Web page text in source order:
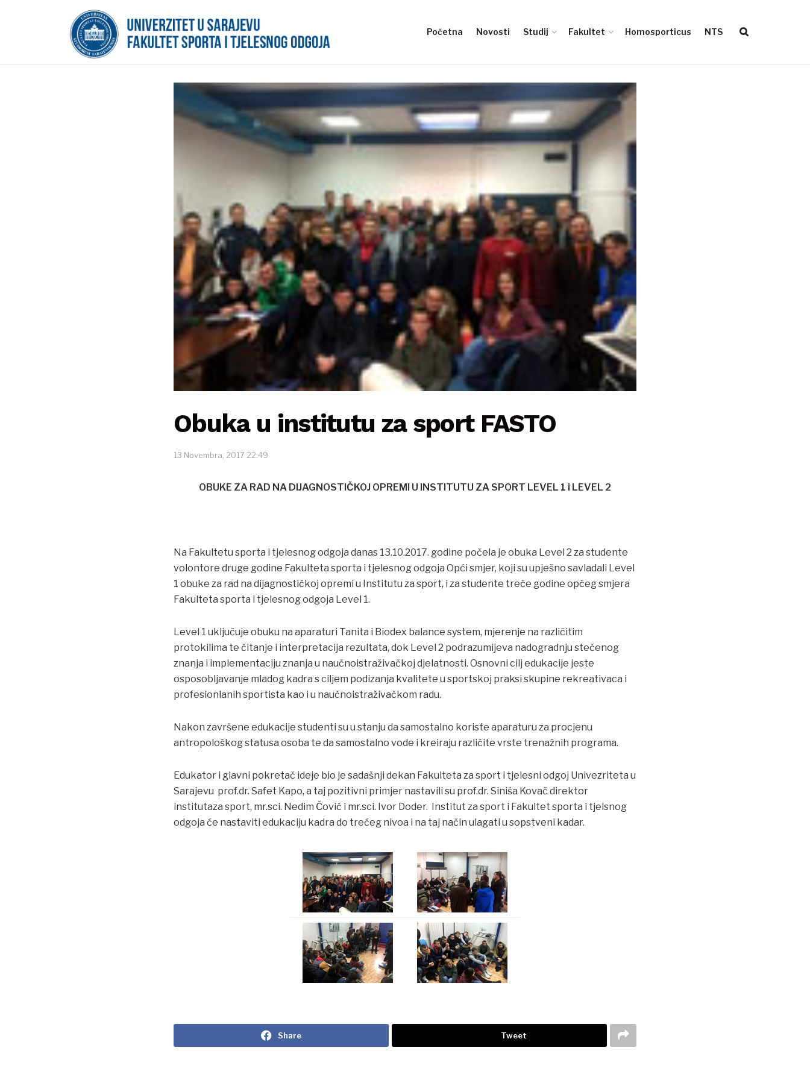
Početna Novosti Studij Fakultet Homosporticus NTS
Obuka u institutu za sport FASTO
13 Novembra, 2017 22:49
OBUKE ZA RAD NA DIJAGNOSTIČKOJ OPREMI U INSTITUTU ZA SPORT LEVEL 1 i LEVEL 2
Na Fakultetu sporta i tjelesnog odgoja danas 13.10.2017. godine počela je obuka Level 2 za studente
volontore druge godine Fakulteta sporta i tjelesnog odgoja Opći smjer, koji su upješno savladali Level
1 obuke za rad na dijagnostičkoj opremi u Institutu za sport, i za studente treće godine općeg smjera
Fakulteta sporta i tjelesnog odgoja Level 1.
Level 1 uključuje obuku na aparaturi Tanita i Biodex balance system, mjerenje na različitim
protokilima te čitanje i interpretacija rezultata, dok Level 2 podrazumijeva nadogradnju stečenog
znanja i implementaciju znanja u naučnoistraživačkoj djelatnosti. Osnovni cilj edukacije jeste
osposobljavanje mladog kadra s ciljem podizanja kvalitete u sportskoj praksi skupine rekreativaca i
profesionlanih sportista kao i u naučnoistraživačkom radu.
Nakon završene edukacije studenti su u stanju da samostalno koriste aparaturu za procjenu
antropološkog statusa osoba te da samostalno vode i kreiraju različite vrste trenažnih programa.
Edukator i glavni pokretač ideje bio je sadašnji dekan Fakulteta za sport i tjelesni odgoj Univezriteta u
Sarajevu prof.dr. Safet Kapo, a taj pozitivni primjer nastavili su prof.dr. Siniša Kovač direktor
institutaza sport, mr.sci. Nedim Čović i mr.sci. Ivor Doder. Institut za sport i Fakultet sporta i tjelsnog
odgoja će nastaviti edukaciju kadra do trećeg nivoa i na taj način ulagati u sopstveni kadar.
Share Tweet